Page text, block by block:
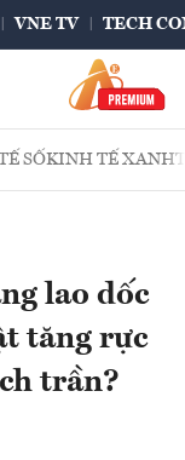
VNE TV TECH
SỐKINH TẾ XANH
lao dốc
tăng rực
trần?